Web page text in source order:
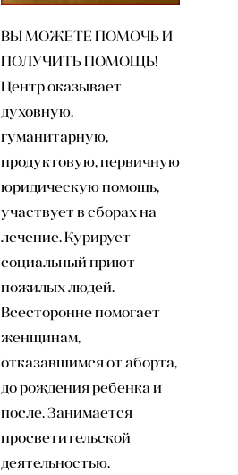
ВЫ МОЖЕТЕ ПОМОЧЬ И
ПОЛУЧИТЬ ПОМОЩЬ!
Центр оказывает
духовную,
гуманитарную,
продуктовую, первичную
юридическую помощь,
участвует в сборах на
лечение. Курирует
социальный приют
пожилых людей.
Всесторонне помогает
женщинам,
отказавшимся от аборта,
до рождения ребенка и
после. Занимается
просветительской
деятельностью.